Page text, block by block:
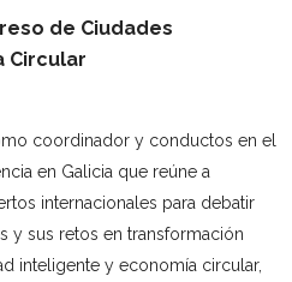
de Ciudades
Circular
coordinador y conductos en el
en Galicia que reúne a
internacionales para debatir
y sus retos en transformación
inteligente y economía circular,